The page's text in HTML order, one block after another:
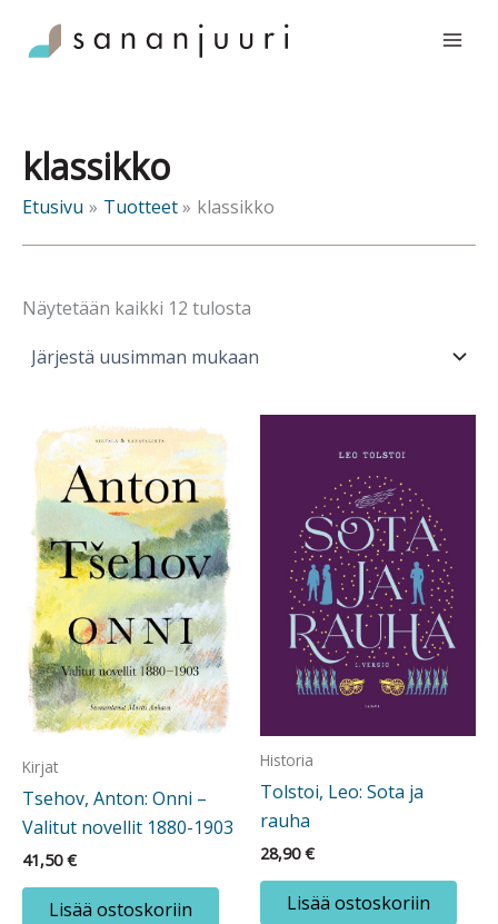
sisältöön
klassikko
Etusivu Tuotteet klassikko
Näytetään kaikki 12 tulosta
Kirjat
Tsehov, Anton: Onni –
Valitut novellit 1880-1903
41,50€
Lisää ostoskoriin
Historia
Tolstoi, Leo: Sota ja
rauha
28,90€
Lisää ostoskoriin